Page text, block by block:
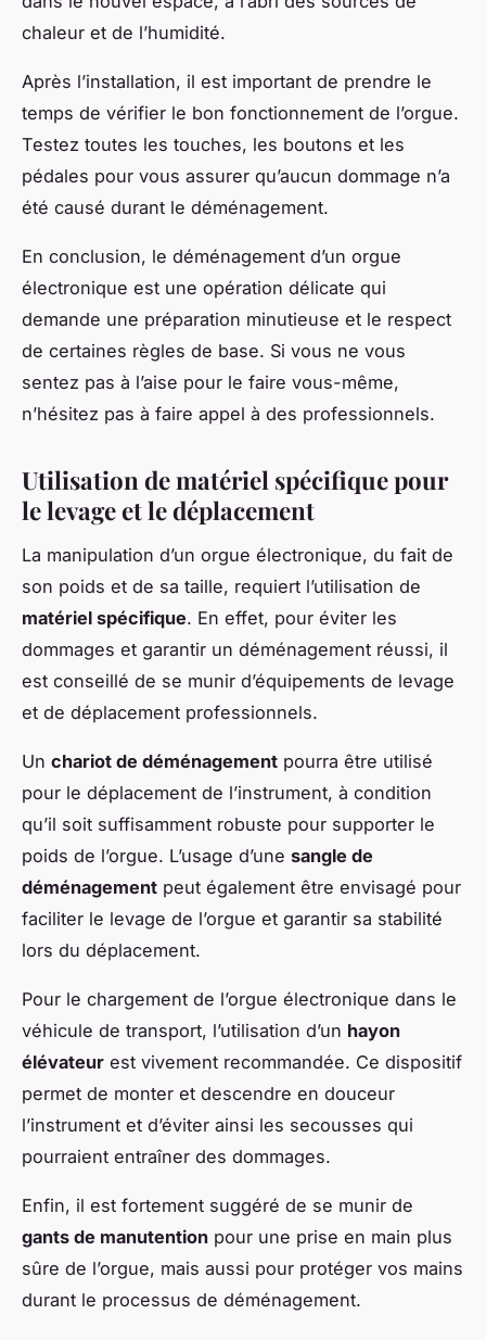
chaleur et de l’humidité.
Après l’installation, il est important de prendre le
temps de vérifier le bon fonctionnement de l’orgue.
Testez toutes les touches, les boutons et les
pédales pour vous assurer qu’aucun dommage n’a
été causé durant le déménagement.
En conclusion, le déménagement d’un orgue
électronique est une opération délicate qui
demande une préparation minutieuse et le respect
de certaines règles de base. Si vous ne vous
sentez pas à l’aise pour le faire vous-même,
n’hésitez pas à faire appel à des professionnels.
Utilisation de matériel spécifique pour
le levage et le déplacement
La manipulation d’un orgue électronique, du fait de
son poids et de sa taille, requiert l’utilisation de
matériel spécifique. En effet, pour éviter les
dommages et garantir un déménagement réussi, il
est conseillé de se munir d’équipements de levage
et de déplacement professionnels.
Un chariot de déménagement pourra être utilisé
pour le déplacement de l’instrument, à condition
qu’il soit suffisamment robuste pour supporter le
poids de l’orgue. L’usage d’une sangle de
déménagement peut également être envisagé pour
faciliter le levage de l’orgue et garantir sa stabilité
lors du déplacement.
Pour le chargement de l’orgue électronique dans le
véhicule de transport, l’utilisation d’un hayon
élévateur est vivement recommandée. Ce dispositif
permet de monter et descendre en douceur
l’instrument et d’éviter ainsi les secousses qui
pourraient entraîner des dommages.
Enfin, il est fortement suggéré de se munir de
gants de manutention pour une prise en main plus
sûre de l’orgue, mais aussi pour protéger vos mains
durant le processus de déménagement.